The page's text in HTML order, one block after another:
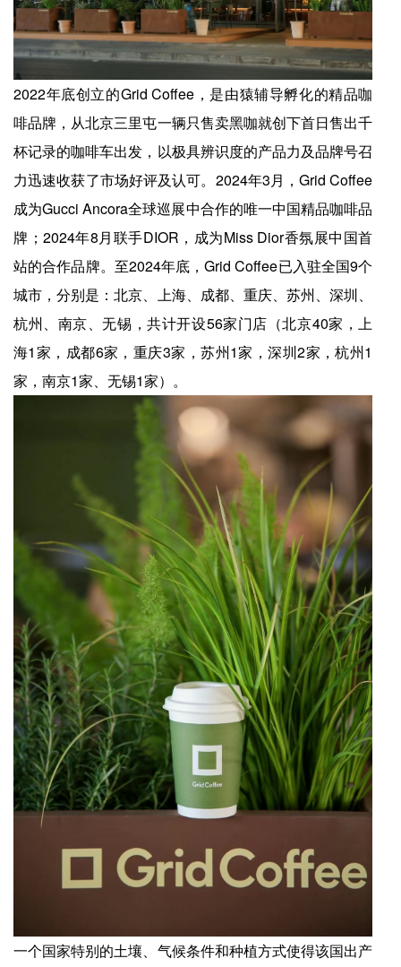
2022年底创立的Grid Coffee，是由猿辅导孵化的精品咖
啡品牌，从北京三里屯一辆只售卖黑咖就创下首日售出千
杯记录的咖啡车出发，以极具辨识度的产品力及品牌号召
力迅速收获了市场好评及认可。2024年3月，Grid Coffee
成为Gucci Ancora全球巡展中合作的唯一中国精品咖啡品
牌；2024年8月联手DIOR，成为Miss Dior香氛展中国首
站的合作品牌。至2024年底，Grid Coffee已入驻全国9个
城市，分别是：北京、上海、成都、重庆、苏州、深圳、
杭州、南京、无锡，共计开设56家门店（北京40家，上
海1家，成都6家，重庆3家，苏州1家，深圳2家，杭州1
家，南京1家、无锡1家）。
一个国家特别的土壤、气候条件和种植方式使得该国出产